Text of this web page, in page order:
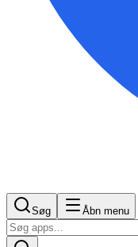
Søg Åbn menu